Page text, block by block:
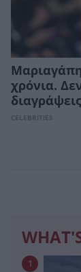
χρόνια.
CELEBRITIES
1